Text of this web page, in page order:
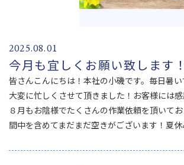
2025.08.01
今月も宜しくお願い致します！
皆さんこんにちは！本社の小磯です。毎日暑
大変に忙しくさせて頂きました！お客様には感
８月もお陰様でたくさんの作業依頼を頂いて
間中を含めてまだまだ空きがございます！夏休